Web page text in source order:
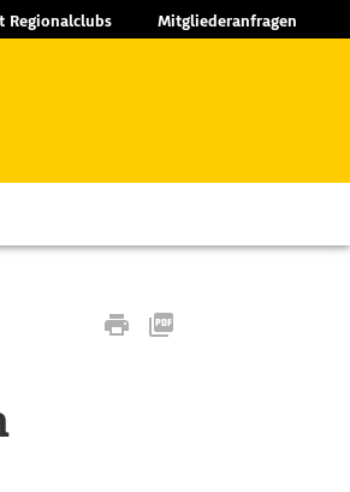
Regionalclubs Mitgliederanfragen